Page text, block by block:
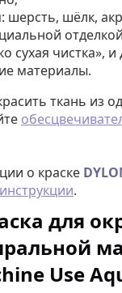
шерсть, шёлк,
сухая чистка», и
материалы.
ткань из
о краске
инструкции.
для
Use